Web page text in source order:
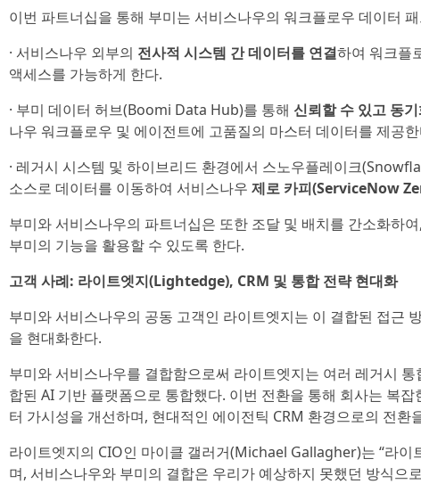
이번 파트너십을 통해 부미는 서비스나우의 워크플로우 데이터
· 서비스나우 외부의 전사적 시스템 간 데이터를 연결하여 워크플
액세스를 가능하게 한다.
· 부미 데이터 허브(Boomi Data Hub)를 통해 신뢰할 수 있고 동
나우 워크플로우 및 에이전트에 고품질의 마스터 데이터를 제공
· 레거시 시스템 및 하이브리드 환경에서 스노우플레이크
소스로 데이터를 이동하여 서비스나우 제로 카피(ServiceNow
부미와 서비스나우의 파트너십은 또한 조달 및 배치를 간소화하
부미의 기능을 활용할 수 있도록 한다.
고객 사례: 라이트엣지(Lightedge), CRM 및 통합 전략 현대화
부미와 서비스나우의 공동 고객인 라이트엣지는 이 결합된 접근
을 현대화한다.
부미와 서비스나우를 결합함으로써 라이트엣지는 여러 레거시
합된 AI 기반 플랫폼으로 통합했다. 이번 전환을 통해 회사는 복
터 가시성을 개선하며, 현대적인 에이전틱 CRM 환경으로의 전환
라이트엣지의 CIO인 마이클 갤러거(Michael Gallagher)는 “라이
며, 서비스나우와 부미의 결합은 우리가 예상하지 못했던 방식으